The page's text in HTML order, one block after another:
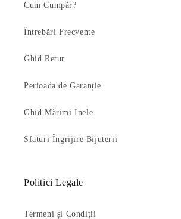
Cum Cumpăr?
Întrebări Frecvente
Ghid Retur
Perioada de Garanție
Ghid Mărimi Inele
Sfaturi Îngrijire Bijuterii
Politici Legale
Termeni și Condiții